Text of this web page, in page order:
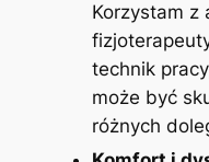
Korzystam z
technik
może być
różnych